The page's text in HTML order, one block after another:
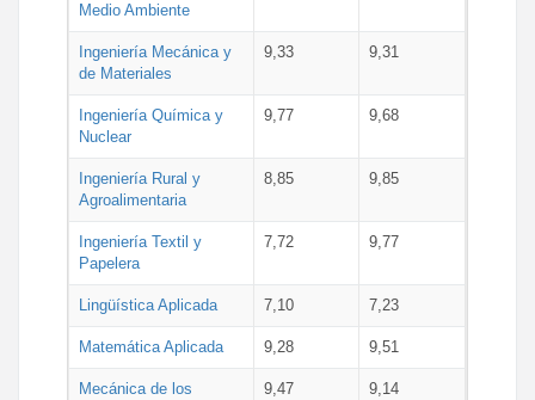
Medio Ambiente
Ingeniería Mecánica y
de Materiales
9,33 9,31
Ingeniería Química y
Nuclear
9,77 9,68
Ingeniería Rural y
Agroalimentaria
8,85 9,85
Ingeniería Textil y
Papelera
7,72 9,77
Lingüística Aplicada 7,10 7,23
Matemática Aplicada 9,28 9,51
Mecánica de los
9,47 9,14